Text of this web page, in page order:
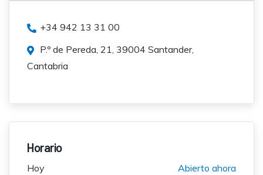
+34 942 13 31 00
P.º de Pereda, 21, 39004 Santander,
Cantabria
Horario
Hoy Abierto ahora